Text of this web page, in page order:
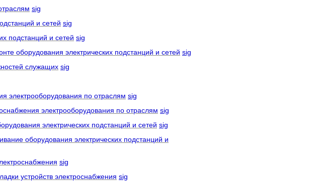
sig
и сетей sig
подстанций и сетей sig
оборудования электрических подстанций и сетей sig
служащих sig
по отраслям sig
электрооборудования по отраслям sig
электрических подстанций и сетей sig
оборудования электрических подстанций и
sig
устройств электроснабжения sig